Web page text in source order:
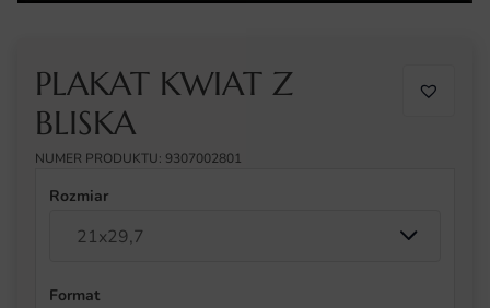
PLAKAT KWIAT Z
BLISKA
NUMER PRODUKTU: 9307002801
Rozmiar
Format